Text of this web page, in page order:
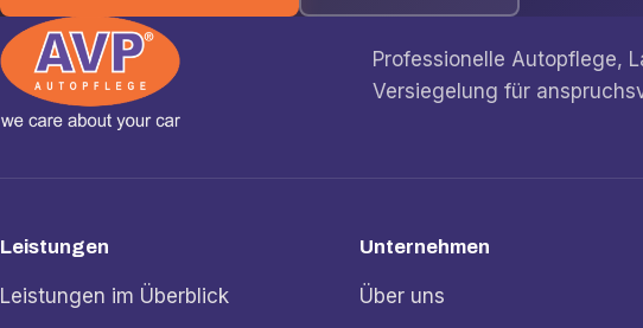
Professionelle Autopflege,
Versiegelung für
Leistungen
Leistungen im Überblick
Unternehmen
Über uns